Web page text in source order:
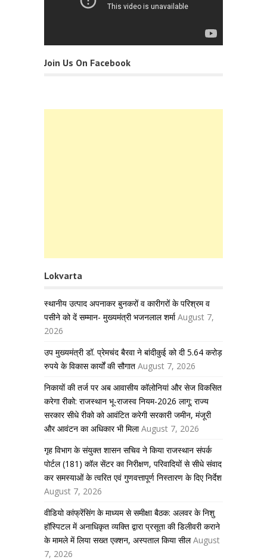
Join Us On Facebook
Lokvarta
स्थानीय उत्पाद अपनाकर बुनकरों व कारीगरों के परिश्रम व
पसीने को दें सम्मान- मुख्यमंत्री भजनलाल शर्मा August 7,
2026
उप मुख्यमंत्री डॉ. प्रेमचंद बैरवा ने बांदीकुई को दी 5.64 करोड़
रुपये के विकास कार्यों की सौगात August 7, 2026
निकायों की तर्ज पर अब आवासीय कॉलोनियां और सेज विकसित
करेगा रीको: राजस्थान भू-राजस्व नियम-2026 लागू; राज्य
सरकार सीधे रीको को आवंटित करेगी सरकारी जमीन, मंजूरी
और आवंटन का अधिकार भी मिला August 7, 2026
गृह विभाग के संयुक्त शासन सचिव ने किया राजस्थान संपर्क
पोर्टल (181) कॉल सेंटर का निरीक्षण, परिवादियों से सीधे संवाद
कर समस्याओं के त्वरित एवं गुणवत्तापूर्ण निस्तारण के दिए निर्देश
August 7, 2026
वीडियो कांफ्रेंसिंग के माध्यम से समीक्षा बैठक: अलवर के निशु
हॉस्पिटल में अनाधिकृत व्यक्ति द्वारा प्रसूता की डिलीवरी कराने
के मामले में लिया सख्त एक्शन, अस्पताल किया सील August
7, 2026